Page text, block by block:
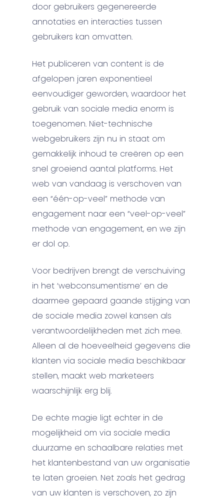
door gebruikers gegenereerde
annotaties en interacties tussen
gebruikers kan omvatten.
Het publiceren van content is de
afgelopen jaren exponentieel
eenvoudiger geworden, waardoor het
gebruik van sociale media enorm is
toegenomen. Niet-technische
webgebruikers zijn nu in staat om
gemakkelijk inhoud te creëren op een
snel groeiend aantal platforms. Het
web van vandaag is verschoven van
een “één-op-veel” methode van
engagement naar een “veel-op-veel”
methode van engagement, en we zijn
er dol op.
Voor bedrijven brengt de verschuiving
in het ‘webconsumentisme’ en de
daarmee gepaard gaande stijging van
de sociale media zowel kansen als
verantwoordelijkheden met zich mee.
Alleen al de hoeveelheid gegevens die
klanten via sociale media beschikbaar
stellen, maakt web marketeers
waarschijnlijk erg blij.
De echte magie ligt echter in de
mogelijkheid om via sociale media
duurzame en schaalbare relaties met
het klantenbestand van uw organisatie
te laten groeien. Net zoals het gedrag
van uw klanten is verschoven, zo zijn